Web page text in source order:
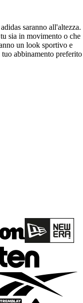
saranno all'altezza.
sia in movimento o che
un look sportivo e
abbinamento preferito